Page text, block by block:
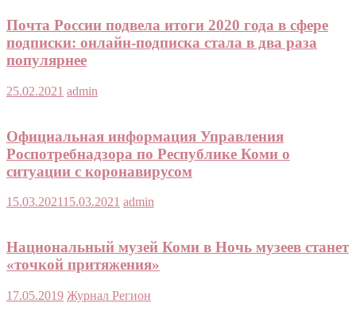
Почта России подвела итоги 2020 года в сфере
подписки: онлайн-подписка стала в два раза
популярнее
25.02.2021 admin
Официальная информация Управления
Роспотребнадзора по Республике Коми о
ситуации с коронавирусом
15.03.202115.03.2021 admin
Национальный музей Коми в Ночь музеев станет
«точкой притяжения»
17.05.2019 Журнал Регион